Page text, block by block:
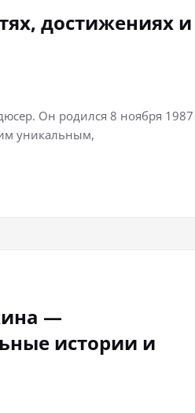
достижениях и
Он родился 8 ноября 1987
уникальным,
—
истории и